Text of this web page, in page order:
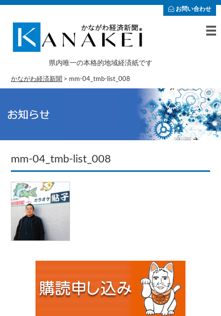
お問い合わせ
県内唯一の本格的地域経済紙です
かながわ経済新聞 > mm-04_tmb-list_008
mm-04_tmb-list_008